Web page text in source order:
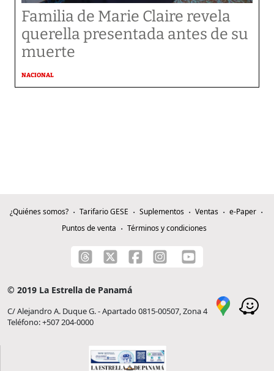
Familia de Marie Claire revela
querella presentada antes de su
muerte
NACIONAL
¿Quiénes somos? Tarifario GESE Suplementos Ventas
e-Paper
Puntos de venta
Términos y condiciones
© 2019 La Estrella de Panamá
C/ Alejandro A. Duque G. - Apartado 0815-00507, Zona 4
Teléfono: +507 204-0000